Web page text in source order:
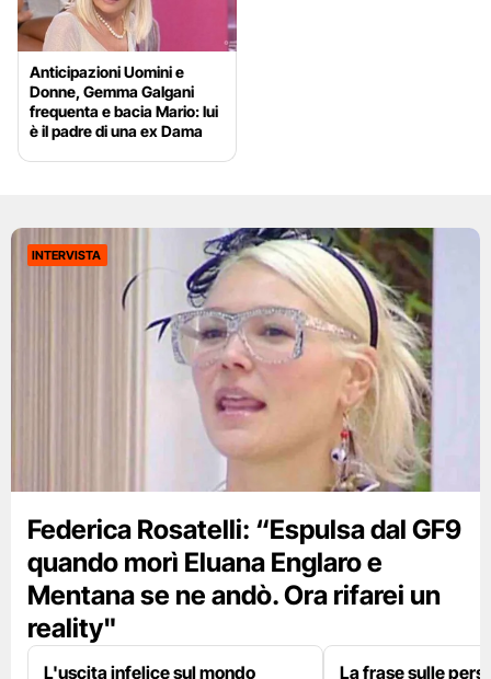
Anticipazioni Uomini e
Donne, Gemma Galgani
frequenta e bacia Mario: lui
è il padre di una ex Dama
INTERVISTA
Federica Rosatelli: “Espulsa dal GF9
quando morì Eluana Englaro e
Mentana se ne andò. Ora rifarei un
reality"
L'uscita infelice sul mondo La frase sulle